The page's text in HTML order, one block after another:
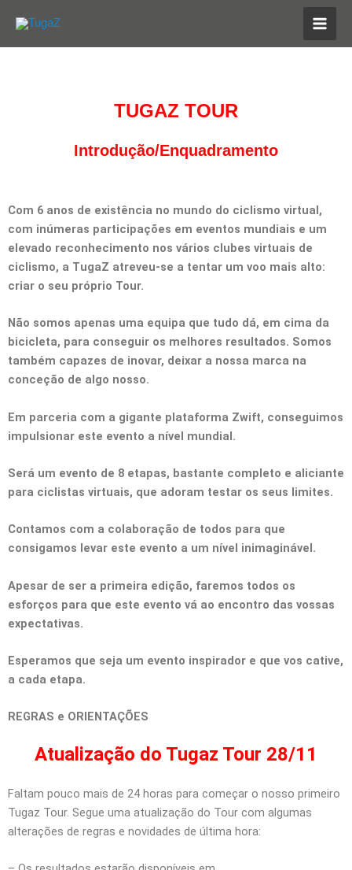
content
TUGAZ TOUR
Introdução/enquadramento
Com 6 anos de existência no mundo do ciclismo virtual,
com inúmeras participações em eventos mundiais e um
elevado reconhecimento nos vários clubes virtuais de
ciclismo, a TugaZ atreveu-se a tentar um voo mais alto:
criar o seu próprio Tour.
Não somos apenas uma equipa que tudo dá, em cima da
bicicleta, para conseguir os melhores resultados. Somos
também capazes de inovar, deixar a nossa marca na
conceção de algo nosso.
Em parceria com a gigante plataforma Zwift, conseguimos
impulsionar este evento a nível mundial.
Será um evento de 8 etapas, bastante completo e aliciante
para ciclistas virtuais, que adoram testar os seus limites.
Contamos com a colaboração de todos para que
consigamos levar este evento a um nível inimaginável.
Apesar de ser a primeira edição, faremos todos os
esforços para que este evento vá ao encontro das vossas
expectativas.
Esperamos que seja um evento inspirador e que vos cative,
a cada etapa.
REGRAS e ORIENTAÇÕES
Atualização do Tugaz Tour 28/11
Faltam pouco mais de 24 horas para começar o nosso primeiro
Tugaz Tour. Segue uma atualização do Tour com algumas
alterações de regras e novidades de última hora: